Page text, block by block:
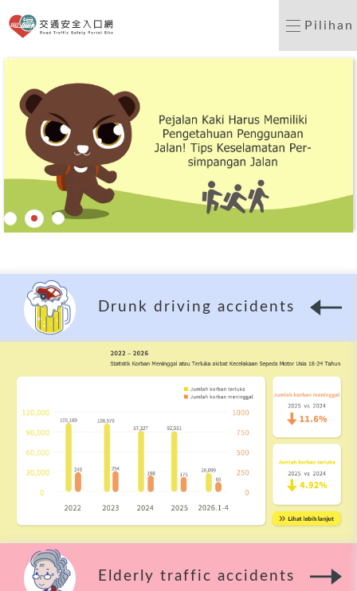
Portal keselamatanPilihan
:::
Drunk driving accidents
Elderly traffic accidents